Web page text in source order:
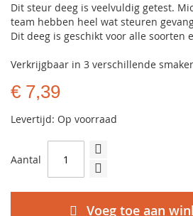
Dit steur deeg is veelvuldig getest.
team hebben heel wat steuren
Dit deeg is geschikt voor alle soorten
Verkrijgbaar in 3 verschillende
€ 7,39
Levertijd: Op voorraad
Aantal
Voeg toe aan